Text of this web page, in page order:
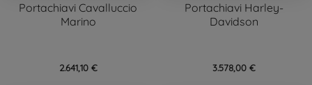
Portachiavi Cavalluccio
Marino
2.641,10 €
Portachiavi Harley-
Davidson
3.578,00 €